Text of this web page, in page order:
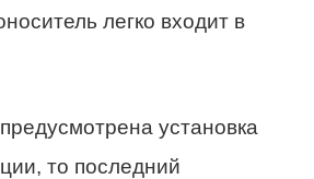
легко входит в
установка
то последний